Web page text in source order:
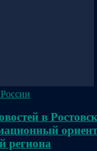
в
региона